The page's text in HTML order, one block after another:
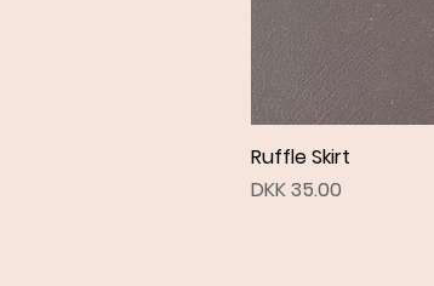
Ruffle Skirt
Price
DKK 35.00